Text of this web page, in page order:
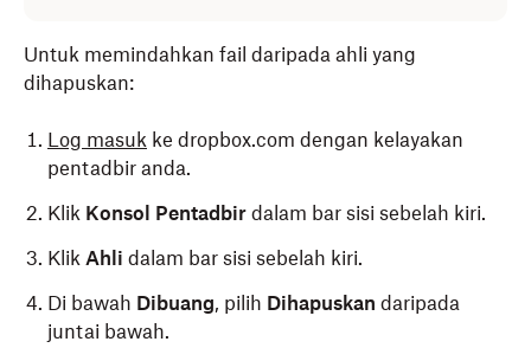
Untuk memindahkan fail daripada ahli yang
dihapuskan:
Log masuk ke dropbox.com dengan kelayakan
pentadbir anda.
Klik Konsol Pentadbir dalam bar sisi sebelah kiri.
Klik Ahli dalam bar sisi sebelah kiri.
Di bawah Dibuang, pilih Dihapuskan daripada
juntai bawah.